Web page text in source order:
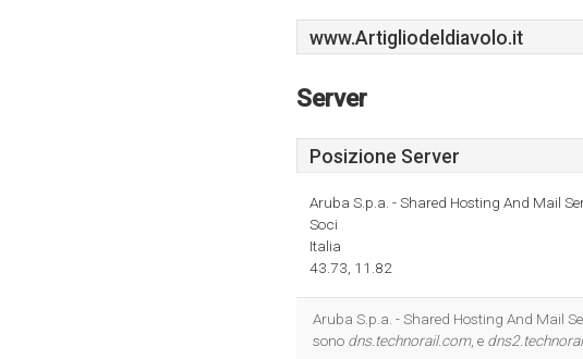
www.Artigliodeldiavolo.it
Server
Posizione Server
Aruba S.p.a. - Shared Hosting And Mail
Soci
Italia
43.73, 11.82
Aruba S.p.a. - Shared Hosting And Mail
sono dns.technorail.com, e